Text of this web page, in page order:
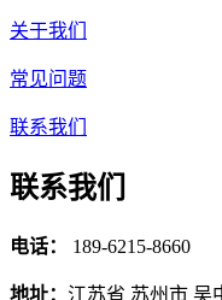
关于我们
常见问题
联系我们
联系我们
电话： 189-6215-8660
地址： 江苏省 苏州市 吴